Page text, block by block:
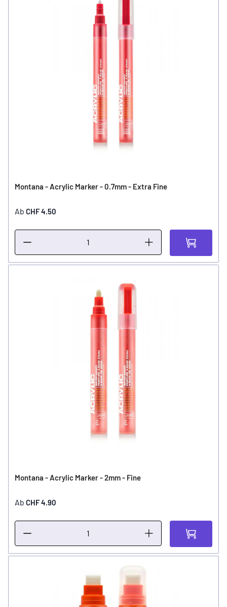
Montana - Acrylic Marker - 0.7mm - Extra Fine
Ab CHF 4.50
Montana - Acrylic Marker - 2mm - Fine
Ab CHF 4.90